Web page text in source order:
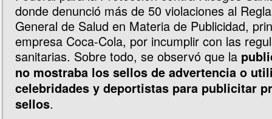
donde denunció más de 50 violaciones al
General de Salud en Materia de Publicidad,
empresa Coca-Cola, por incumplir con las
sanitarias. Sobre todo, se observó que la
no mostraba los sellos de advertencia o
celebridades y deportistas para publicitar
sellos.